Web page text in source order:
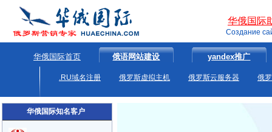
华俄国际
Создание
华俄国际首页 俄语网站建设 yandex推广
.RU域名注册 俄罗斯虚拟主机 俄罗斯云服务器 俄
华俄国际知名客户